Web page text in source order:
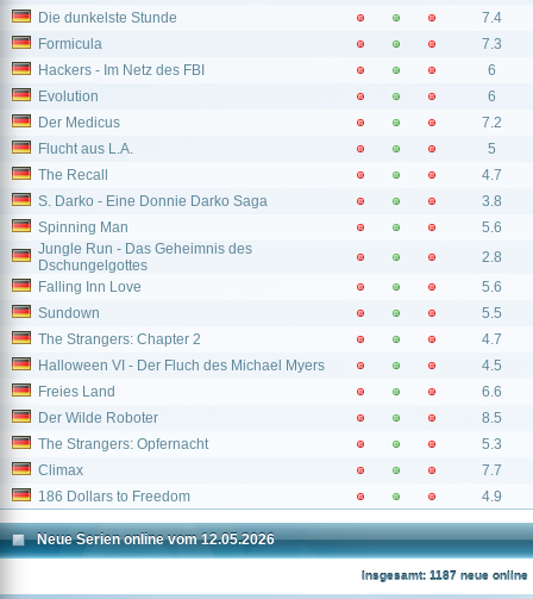
Die dunkelste Stunde
7.4
Formicula
7.3
Hackers - Im Netz des FBI
6
Evolution
6
Der Medicus
7.2
Flucht aus L.A.
5
The Recall
4.7
S. Darko - Eine Donnie Darko Saga
3.8
Spinning Man
5.6
Jungle Run - Das Geheimnis des
Dschungelgottes
2.8
Falling Inn Love
5.6
Sundown
5.5
The Strangers: Chapter 2
4.7
Halloween VI - Der Fluch des Michael Myers
4.5
Freies Land
6.6
Der Wilde Roboter
8.5
The Strangers: Opfernacht
5.3
Climax
7.7
186 Dollars to Freedom
4.9
Neue Serien online vom 12.05.2026
Insgesamt: 1187 neue online